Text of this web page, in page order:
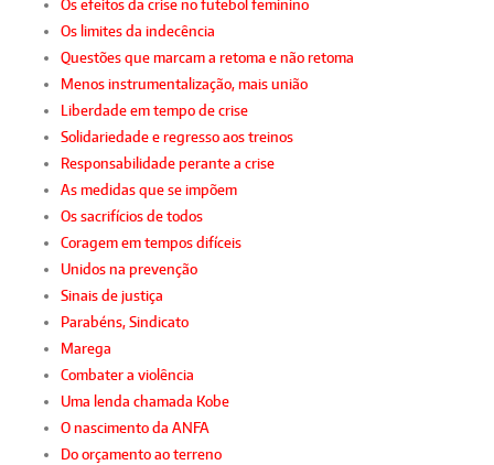
Os efeitos da crise no futebol feminino
Os limites da indecência
Questões que marcam a retoma e não retoma
Menos instrumentalização, mais união
Liberdade em tempo de crise
Solidariedade e regresso aos treinos
Responsabilidade perante a crise
As medidas que se impõem
Os sacrifícios de todos
Coragem em tempos difíceis
Unidos na prevenção
Sinais de justiça
Parabéns, Sindicato
Marega
Combater a violência
Uma lenda chamada Kobe
O nascimento da ANFA
Do orçamento ao terreno